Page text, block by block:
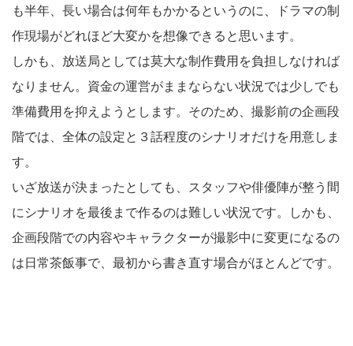
も半年、長い場合は何年もかかるというのに、ドラマの制
作現場がどれほど大変かを想像できると思います。
しかも、放送局としては莫大な制作費用を負担しなければ
なりません。資金の運営がままならない状況では少しでも
準備費用を抑えようとします。そのため、撮影前の企画段
階では、全体の設定と３話程度のシナリオだけを用意しま
す。
いざ放送が決まったとしても、スタッフや俳優陣が整う間
にシナリオを最後まで作るのは難しい状況です。しかも、
企画段階での内容やキャラクターが撮影中に変更になるの
は日常茶飯事で、最初から書き直す場合がほとんどです。